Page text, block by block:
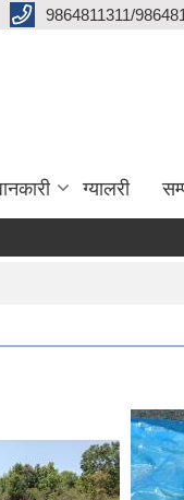
9864811311/
ग्यालरी